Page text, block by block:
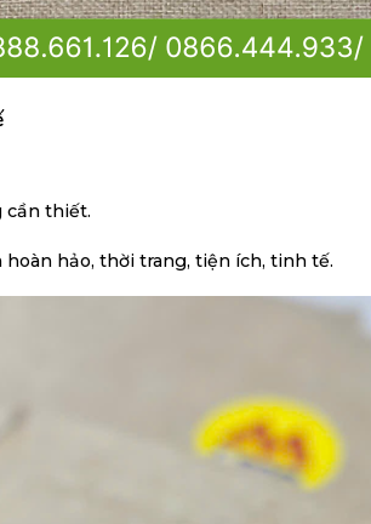
cần thiết.
hảo, thời trang, tiện ích, tinh tế.